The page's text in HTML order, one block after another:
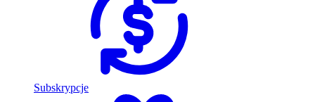
Subskrypcje